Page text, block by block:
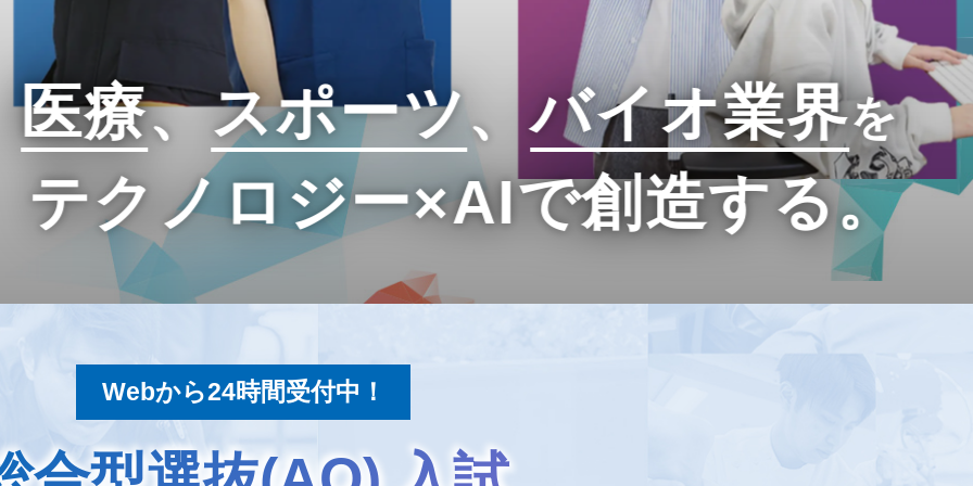
医療、スポーツ、バイオ業界を
テクノロジー×AIで創造する。
Webから24時間受付中！